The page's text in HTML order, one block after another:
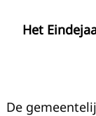
Het
De